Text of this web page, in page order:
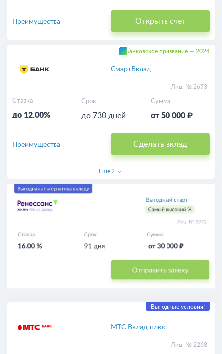
Открыть счет
Преимущества
Банковское призвание — 2024
СмартВклад
Лиц. № 2673
Ставка
до 12.00%
Срок
до 730 дней
Сумма
от 50 000 ₽
Сделать вклад
Преимущества
Еще 2
Выгодные условия!
МТС Вклад плюс
Лиц. № 2268